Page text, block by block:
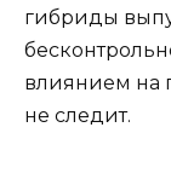
гибриды
влиянием на
не следит.